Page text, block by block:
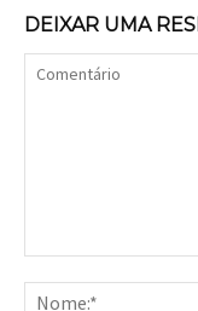
DEIXAR UMA